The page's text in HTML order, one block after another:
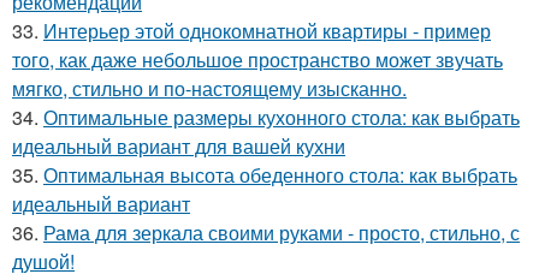
33. Интерьер этой однокомнатной квартиры - пример
того, как даже небольшое пространство может звучать
мягко, стильно и по-настоящему изысканно.
34. Оптимальные размеры кухонного стола: как выбрать
идеальный вариант для вашей кухни
35. Оптимальная высота обеденного стола: как выбрать
идеальный вариант
36. Рама для зеркала своими руками - просто, стильно, с
душой!